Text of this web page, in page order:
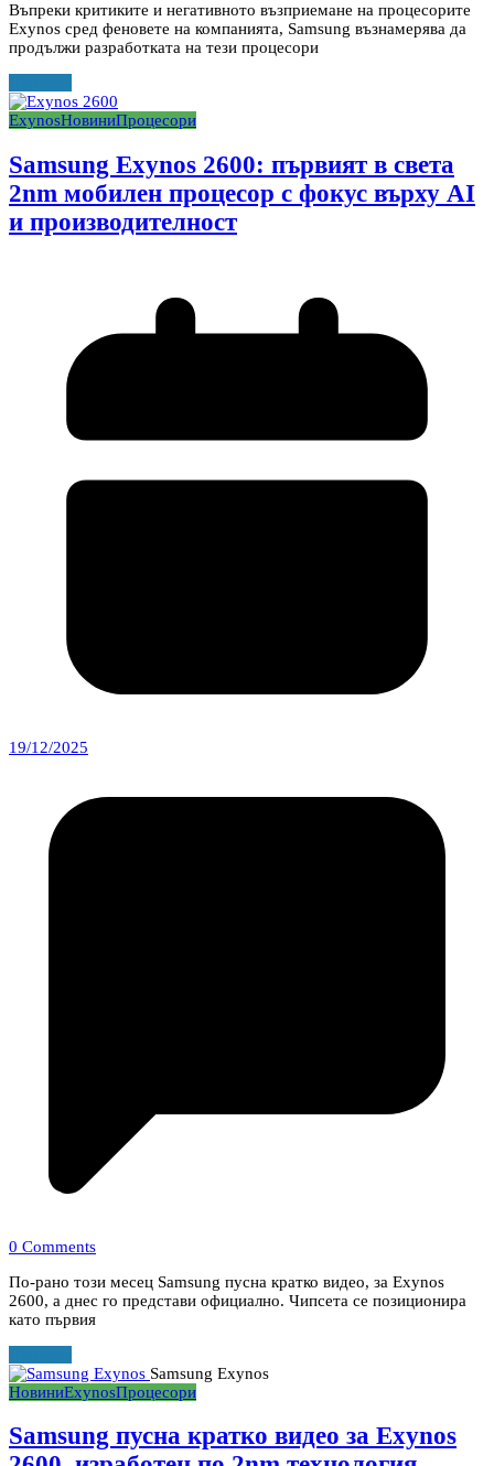
Въпреки критиките и негативното възприемане на процесорите
Exynos сред феновете на компанията, Samsung възнамерява да
продължи разработката на тези процесори
ExynosНовиниПроцесори
Samsung Exynos 2600: първият в света
2nm мобилен процесор с фокус върху AI
и производителност
19/12/2025
0 Comments
По-рано този месец Samsung пусна кратко видео, за Exynos
2600, а днес го представи официално. Чипсета се позиционира
като първия
Samsung Exynos
НовиниExynosПроцесори
Samsung пусна кратко видео за Exynos